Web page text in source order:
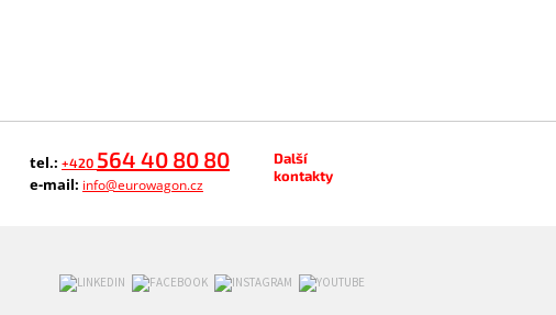
tel.: +420 564 40 80 80
e-mail: info@eurowagon.cz
Další
kontakty